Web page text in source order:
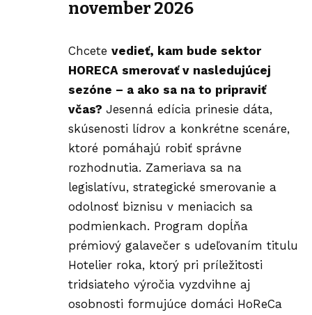
november 2026
Chcete vedieť, kam bude sektor
HORECA smerovať v nasledujúcej
sezóne – a ako sa na to pripraviť
včas? Jesenná edícia prinesie dáta,
skúsenosti lídrov a konkrétne scenáre,
ktoré pomáhajú robiť správne
rozhodnutia. Zameriava sa na
legislatívu, strategické smerovanie a
odolnosť biznisu v meniacich sa
podmienkach. Program dopĺňa
prémiový galavečer s udeľovaním titulu
Hotelier roka, ktorý pri príležitosti
tridsiateho výročia vyzdvihne aj
osobnosti formujúce domáci HoReCa